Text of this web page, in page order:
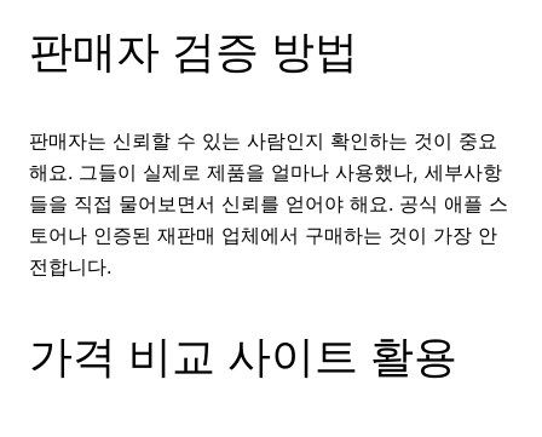
판매자 검증 방법
판매자는 신뢰할 수 있는 사람인지 확인하는 것이 중요
해요. 그들이 실제로 제품을 얼마나 사용했나, 세부사항
들을 직접 물어보면서 신뢰를 얻어야 해요. 공식 애플 스
토어나 인증된 재판매 업체에서 구매하는 것이 가장 안
전합니다.
가격 비교 사이트 활용